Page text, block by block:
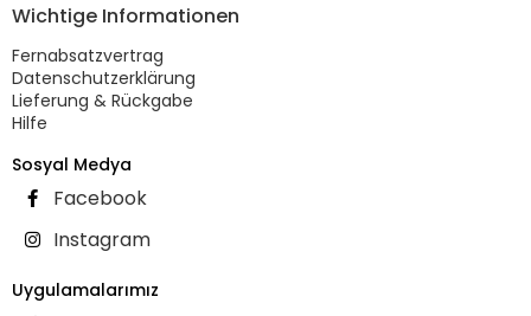
Wichtige Informationen
Fernabsatzvertrag
Datenschutzerklärung
Lieferung & Rückgabe
Hilfe
Sosyal Medya
Facebook
Instagram
Uygulamalarımız